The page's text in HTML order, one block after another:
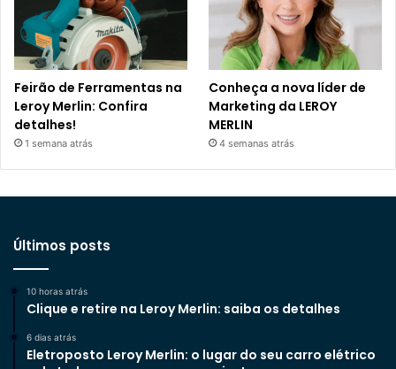
Feirão de Ferramentas na
Leroy Merlin: Confira
detalhes!
1 semana atrás
Conheça a nova líder de
Marketing da LEROY
MERLIN
4 semanas atrás
Últimos posts
10 horas atrás
Clique e retire na Leroy Merlin: saiba os detalhes
6 dias atrás
Eletroposto Leroy Merlin: o lugar do seu carro elétrico